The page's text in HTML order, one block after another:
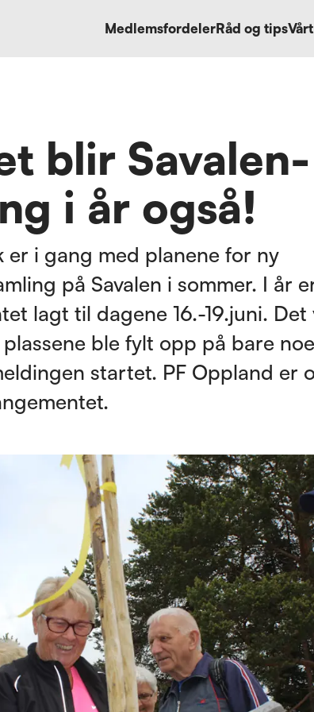
MedlemsfordelerRåd og tips
blir Savalen-
i år også!
er i gang med planene for ny
på Savalen i sommer. I år
lagt til dagene 16.-19.juni. Det
ble fylt opp på bare
startet. PF Oppland er